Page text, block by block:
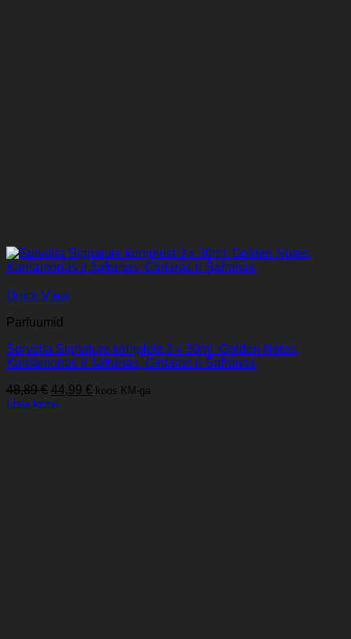
Quick View
Parfuumid
Sorvella Signature komplekt 3 x 30ml: Golden Notes,
Kardamonas ir šafranas, Gintaras ir Šafranas
48,89€ Algne
hind
44,99 € Praegune
koos KM-ga
Lisa korvi